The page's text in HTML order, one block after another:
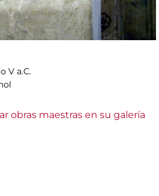
V a.C.
obras maestras en su galería